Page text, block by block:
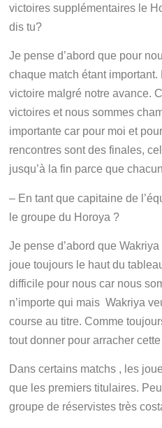
victoires supplémentaires le
dis tu?
Je pense d’abord que pour
chaque match étant
victoire malgré notre avance.
victoires et nous sommes
importante car pour moi et
rencontres sont des finales,
jusqu’à la fin parce que
– En tant que capitaine de
le groupe du Horoya ?
Je pense d’abord que
joue toujours le haut du
difficile pour nous car nous
n’importe qui mais Wakriya
course au titre. Comme
tout donner pour arracher
Dans certains matchs , les
que les premiers titulaires.
groupe de réservistes très